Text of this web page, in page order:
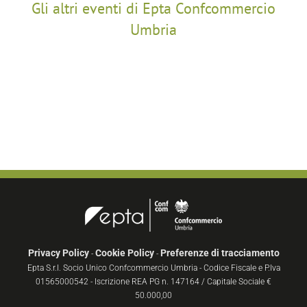
Gli altri eventi di Epta Confcommercio
Umbria
Privacy Policy- Cookie Policy- Preferenze di tracciamento
Epta S.r.l. Socio Unico Confcommercio Umbria - Codice Fiscale e P.Iva
01565000542 - Iscrizione REA PG n. 147164 / Capitale Sociale €
50.000,00